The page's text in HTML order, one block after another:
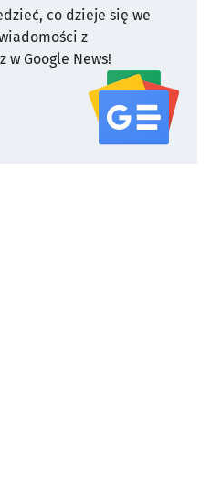
co dzieje się we
z
w Google News!
serwisu